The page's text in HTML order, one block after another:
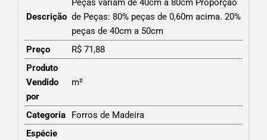
Descrição
Peças variam de 40cm a 80cm Proporção
de Peças: 80% peças de 0,60m acima. 20%
peças de 40cm a 50cm
Preço
R$ 71,88
Produto
Vendido
por
m²
Categoria
Forros de Madeira
Espécie